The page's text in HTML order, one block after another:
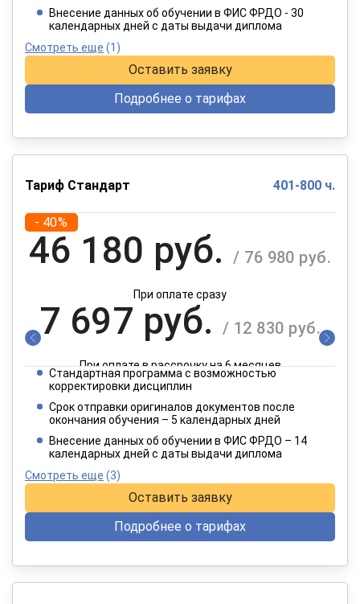
При оплате в рассрочку на 12 месяцев
Внесение данных об обучении в ФИС ФРДО - 30
календарных дней с даты выдачи диплома
Смотреть еще (1)
Оставить заявку
Подробнее о тарифах
Тариф Стандарт 401-800 ч.
- 40%
46 180 руб. / 76 980 руб.
При оплате сразу
7 697 руб. / 12 830 руб.
При оплате в рассрочку на 6 месяцев
3 849 руб.
При оплате в рассрочку на 12 месяцев
Стандартная программа с возможностью
корректировки дисциплин
Срок отправки оригиналов документов после
окончания обучения – 5 календарных дней
Внесение данных об обучении в ФИС ФРДО – 14
календарных дней с даты выдачи диплома
Смотреть еще (3)
Оставить заявку
Подробнее о тарифах